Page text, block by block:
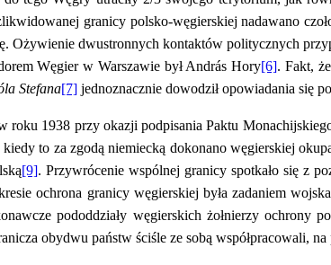
granicy polsko-węgierskiej nadawano
Ożywienie dwustronnych kontaktów politycznych
Węgier w Warszawie był András Hory[6]. Fakt,
Stefana[7] jednoznacznie dowodził opowiadania się
roku 1938 przy okazji podpisania Paktu
kiedy to za zgodą niemiecką dokonano węgierskiej
[9]. Przywrócenie wspólnej granicy spotkało się z
ochrona granicy węgierskiej była zadaniem
pododdziały węgierskich żołnierzy ochrony
obydwu państw ściśle ze sobą współpracowali,